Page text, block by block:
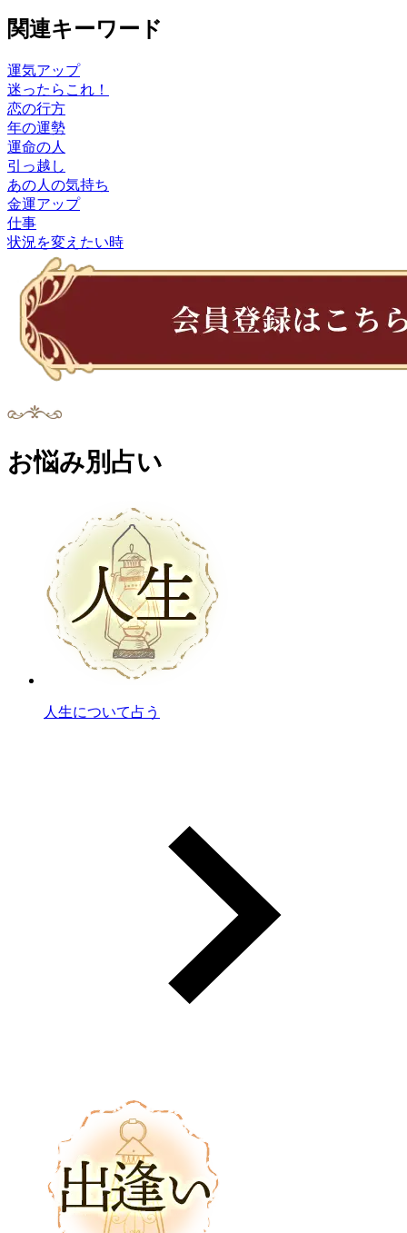
関連キーワード
運気アップ
迷ったらこれ！
恋の行方
年の運勢
運命の人
引っ越し
あの人の気持ち
金運アップ
仕事
状況を変えたい時
お悩み別占い
人生について占う